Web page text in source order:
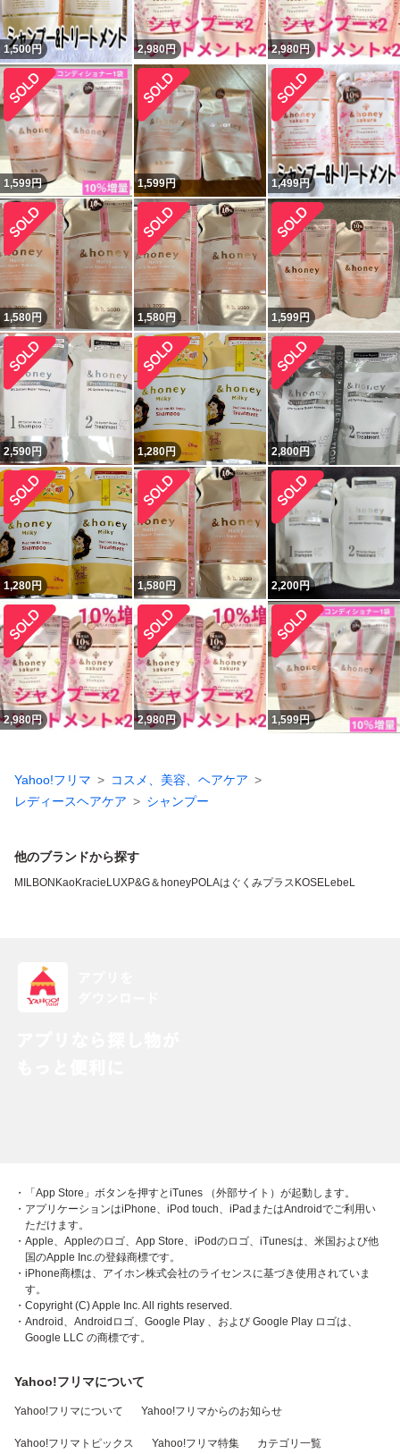
1,500円 2,980円 2,980円
1,599円 1,599円 1,499円
1,580 円 1,580円 1,599円
2,590円 1,280円 2,800円
1,280円 1,580円 2,200円
2,980円 2,980円 1,599円
Yahoo!フリマ
コスメ、美容、ヘアケア
レディースヘアケア
シャンプー
他のブランドから探す
MILBON KaoKracie LUXP&G＆honeyPOLAはぐくみプラス KOSELebeL
・「App Store」ボタンを押すとiTunes （外部サイト）が起動します。
・アプリケーションはiPhone、iPod touch、iPadまたはAndroidでご利用い
ただけます。
・Apple、Appleのロゴ、App Store、iPodのロゴ、iTunesは、米国および他
国のApple Inc.の登録商標です。
・iPhone商標は、アイホン株式会社のライセンスに基づき使用されていま
す。
・Copyright (C) Apple Inc. All rights reserved.
・Android、Androidロゴ、Google Play 、および Google Play ロゴは、
Google LLC の商標です。
Yahoo!フリマについて
Yahoo!フリマについて Yahoo!フリマからのお知らせ
Yahoo!フリマトピックス Yahoo!フリマ特集 カテゴリ一覧